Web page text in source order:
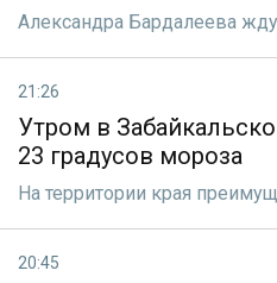
Александра Бардалеева
21:26
Утром в
23 градусов мороза
На территории края
20:45